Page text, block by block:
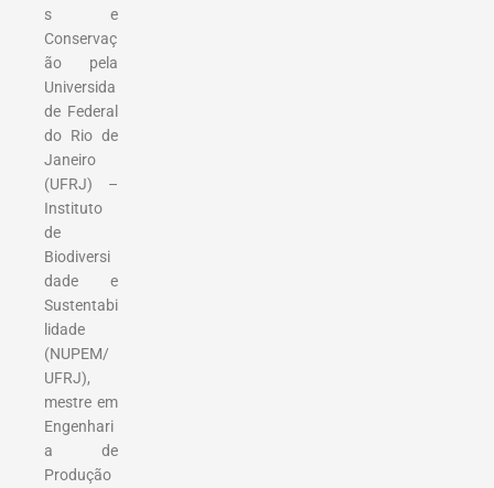
s e
Conservaç
ão pela
Universida
de Federal
do Rio de
Janeiro
(UFRJ) –
Instituto
de
Biodiversi
dade e
Sustentabi
lidade
(NUPEM/
UFRJ),
mestre em
Engenhari
a de
Produção